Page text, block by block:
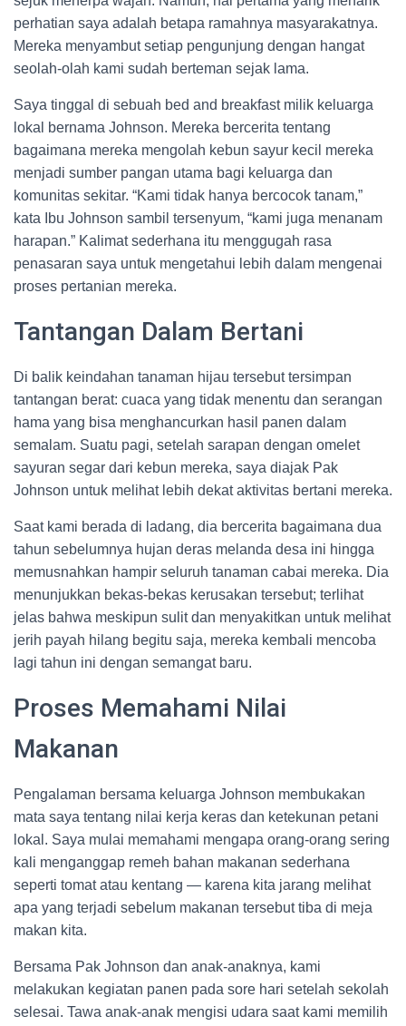
perhatian saya adalah betapa ramahnya masyarakatnya.
Mereka menyambut setiap pengunjung dengan hangat
seolah-olah kami sudah berteman sejak lama.
Saya tinggal di sebuah bed and breakfast milik keluarga
lokal bernama Johnson. Mereka bercerita tentang
bagaimana mereka mengolah kebun sayur kecil mereka
menjadi sumber pangan utama bagi keluarga dan
komunitas sekitar. “Kami tidak hanya bercocok tanam,”
kata Ibu Johnson sambil tersenyum, “kami juga menanam
harapan.” Kalimat sederhana itu menggugah rasa
penasaran saya untuk mengetahui lebih dalam mengenai
proses pertanian mereka.
Tantangan Dalam Bertani
Di balik keindahan tanaman hijau tersebut tersimpan
tantangan berat: cuaca yang tidak menentu dan serangan
hama yang bisa menghancurkan hasil panen dalam
semalam. Suatu pagi, setelah sarapan dengan omelet
sayuran segar dari kebun mereka, saya diajak Pak
Johnson untuk melihat lebih dekat aktivitas bertani mereka.
Saat kami berada di ladang, dia bercerita bagaimana dua
tahun sebelumnya hujan deras melanda desa ini hingga
memusnahkan hampir seluruh tanaman cabai mereka. Dia
menunjukkan bekas-bekas kerusakan tersebut; terlihat
jelas bahwa meskipun sulit dan menyakitkan untuk melihat
jerih payah hilang begitu saja, mereka kembali mencoba
lagi tahun ini dengan semangat baru.
Proses Memahami Nilai
Makanan
Pengalaman bersama keluarga Johnson membukakan
mata saya tentang nilai kerja keras dan ketekunan petani
lokal. Saya mulai memahami mengapa orang-orang sering
kali menganggap remeh bahan makanan sederhana
seperti tomat atau kentang — karena kita jarang melihat
apa yang terjadi sebelum makanan tersebut tiba di meja
makan kita.
Bersama Pak Johnson dan anak-anaknya, kami
melakukan kegiatan panen pada sore hari setelah sekolah
selesai. Tawa anak-anak mengisi udara saat kami memilih